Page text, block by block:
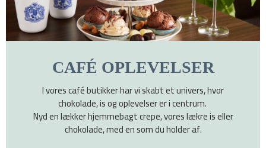
CAFÉ OPLEVELSER
I vores café butikker har vi skabt et univers, hvor
chokolade, is og oplevelser er i centrum.
Nyd en lækker hjemmebagt crepe, vores lækre is eller
chokolade, med en som du holder af.